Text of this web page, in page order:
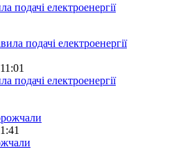
подачі електроенергії
подачі електроенергії